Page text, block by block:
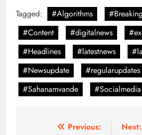
Tagged: #Algorithms
#Content
#digitalnews
#Headlines
#latestnews
#Newsupdate
#regularupdates
#Sahanamvande
#Socialmedia
Previous:
Next: